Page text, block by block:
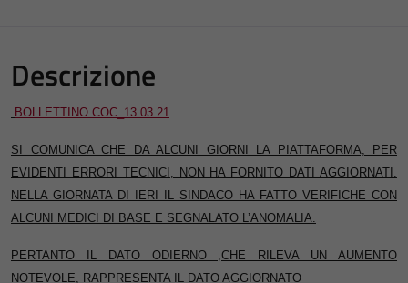
Descrizione
BOLLETTINO COC_13.03.21
SI COMUNICA CHE DA ALCUNI GIORNI LA PIATTAFORMA, PER
EVIDENTI ERRORI TECNICI, NON HA FORNITO DATI AGGIORNATI.
NELLA GIORNATA DI IERI IL SINDACO HA FATTO VERIFICHE CON
ALCUNI MEDICI DI BASE E SEGNALATO L’ANOMALIA.
PERTANTO IL DATO ODIERNO ,CHE RILEVA UN AUMENTO
NOTEVOLE, RAPPRESENTA IL DATO AGGIORNATO